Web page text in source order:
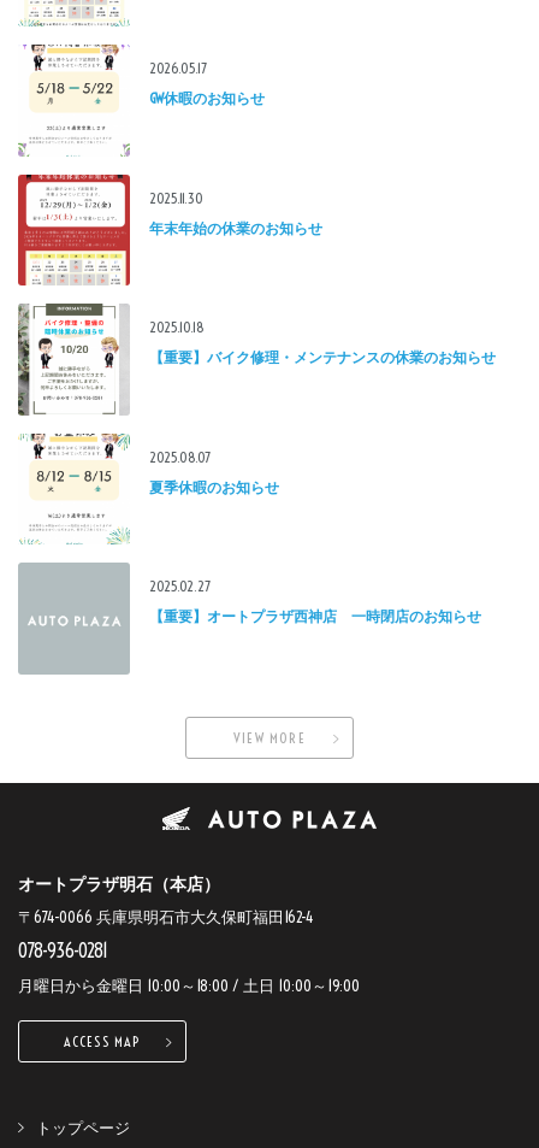
2026.05.17
GW休暇のお知らせ
2025.11.30
年末年始の休業のお知らせ
2025.10.18
【重要】バイク修理・メンテナンスの休業のお知らせ
2025.08.07
夏季休暇のお知らせ
2025.02.27
【重要】オートプラザ西神店 一時閉店のお知らせ
VIEW MORE
オートプラザ明石（本店）
〒674-0066 兵庫県明石市大久保町福田162-4
078-936-0281
月曜日から金曜日 10:00～18:00 / 土日 10:00～19:00
ACCESS MAP
トップページ